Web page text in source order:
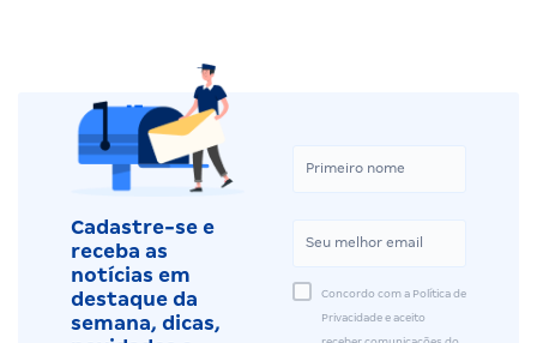
Cadastre-se e
receba as
notícias em
destaque da
semana, dicas,
Concordo com a Política de
Privacidade e aceito